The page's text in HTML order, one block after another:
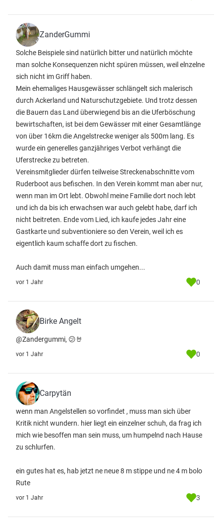
ZanderGummi
Solche Beispiele sind natürlich bitter und natürlich möchte
man solche Konsequenzen nicht spüren müssen, weil elnzelne
sich nicht im Griff haben.
Mein ehemaliges Hausgewässer schlängelt sich malerisch
durch Ackerland und Naturschutzgebiete. Und trotz dessen
die Bauern das Land überwiegend bis an die Uferböschung
bewirtschaften, ist bei dem Gewässer mit einer Gesamtlänge
von über 16km die Angelstrecke weniger als 500m lang. Es
wurde ein generelles ganzjähriges Verbot verhängt die
Uferstrecke zu betreten.
Vereinsmitglieder dürfen teilweise Streckenabschnitte vom
Ruderboot aus befischen. In den Verein kommt man aber nur,
wenn man im Ort lebt. Obwohl meine Familie dort noch lebt
und ich da bis ich erwachsen war auch gelebt habe, darf ich
nicht beitreten. Ende vom Lied, ich kaufe jedes Jahr eine
Gastkarte und subventioniere so den Verein, weil ich es
eigentlich kaum schaffe dort zu fischen.
Auch damit muss man einfach umgehen...
vor 1 Jahr 0
Birke Angelt
@Zandergummi, 😕🤘
vor 1 Jahr 0
Carpytän
wenn man Angelstellen so vorfindet , muss man sich über
Kritik nicht wundern. hier liegt ein einzelner schuh, da frag ich
mich wie besoffen man sein muss, um humpelnd nach Hause
zu schlurfen.
ein gutes hat es, hab jetzt ne neue 8 m stippe und ne 4 m bolo
Rute
vor 1 Jahr 3